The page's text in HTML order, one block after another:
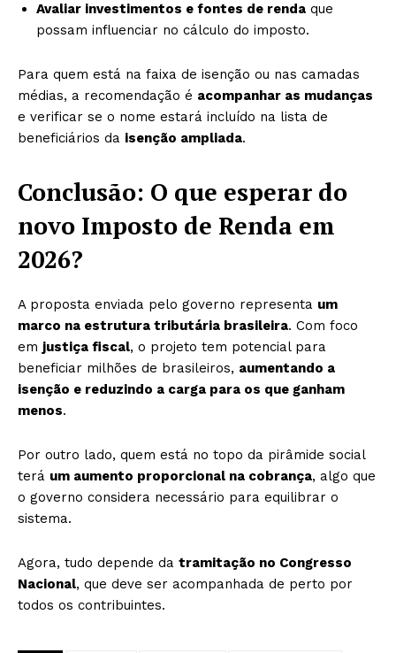
Avaliar investimentos e fontes de renda que
possam influenciar no cálculo do imposto.
Para quem está na faixa de isenção ou nas camadas
médias, a recomendação é acompanhar as mudanças
e verificar se o nome estará incluído na lista de
beneficiários da isenção ampliada.
Conclusão: O que esperar do
novo Imposto de Renda em
2026?
A proposta enviada pelo governo representa um
marco na estrutura tributária brasileira. Com foco
em justiça fiscal, o projeto tem potencial para
beneficiar milhões de brasileiros, aumentando a
isenção e reduzindo a carga para os que ganham
menos.
Por outro lado, quem está no topo da pirâmide social
terá um aumento proporcional na cobrança, algo que
o governo considera necessário para equilibrar o
sistema.
Agora, tudo depende da tramitação no Congresso
Nacional, que deve ser acompanhada de perto por
todos os contribuintes.